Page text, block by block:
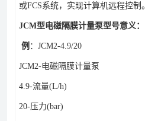
或FCS系统，实现计算机远程控制。
JCM型电磁隔膜计量泵型号意义：
例 ：JCM2-4.9/20
JCM2-电磁隔膜计量泵
4.9-流量(L/h)
20-压力(bar)